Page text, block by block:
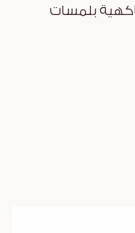
بلمسات